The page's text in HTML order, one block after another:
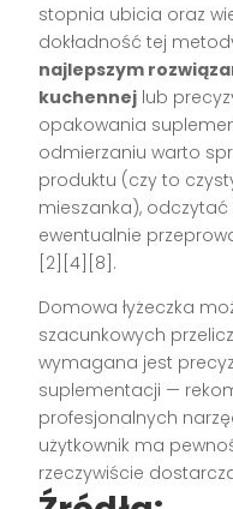
stopnia ubicia oraz
dokładność tej
najlepszym
kuchennej lub
opakowania
odmierzaniu warto
produktu (czy to
mieszanka),
ewentualnie
[2][4][8] .
Domowa łyżeczka
szacunkowych
wymagana jest
suplementacji —
profesjonalnych
użytkownik ma
rzeczywiście